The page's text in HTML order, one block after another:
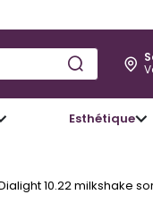
Esthétique
10.22 milkshake